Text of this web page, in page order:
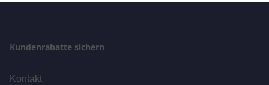
Kundenrabatte sichern
Kontakt